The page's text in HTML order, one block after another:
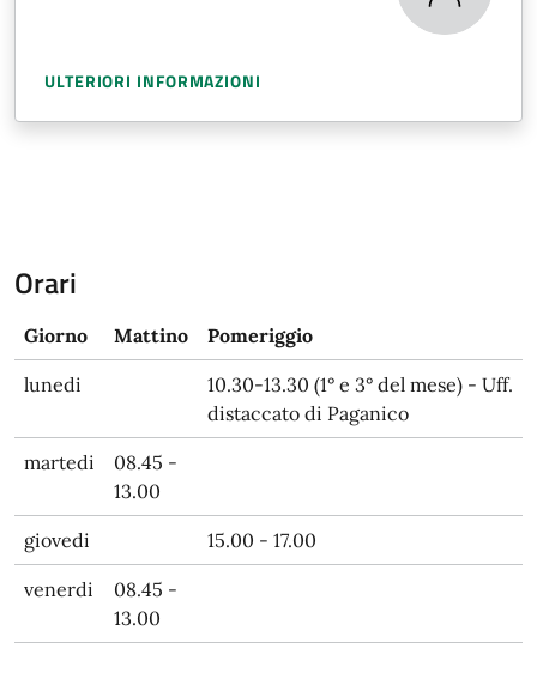
ULTERIORI INFORMAZIONI
Orari
Giorno Mattino Pomeriggio
lunedi
10.30-13.30 (1° e 3° del mese) - Uff.
distaccato di Paganico
martedi
08.45 -
13.00
giovedi 15.00 - 17.00
venerdi
08.45 -
13.00